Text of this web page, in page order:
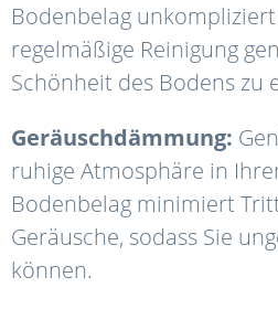
Bodenbelag
regelmäßige Reinigung
Schönheit des Bodens zu
Geräuschdämmung:
ruhige Atmosphäre in
Bodenbelag minimiert
Geräusche, sodass Sie
können.